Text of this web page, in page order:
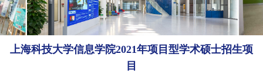
上海科技大学信息学院2021年项目型学术硕士招生项
目